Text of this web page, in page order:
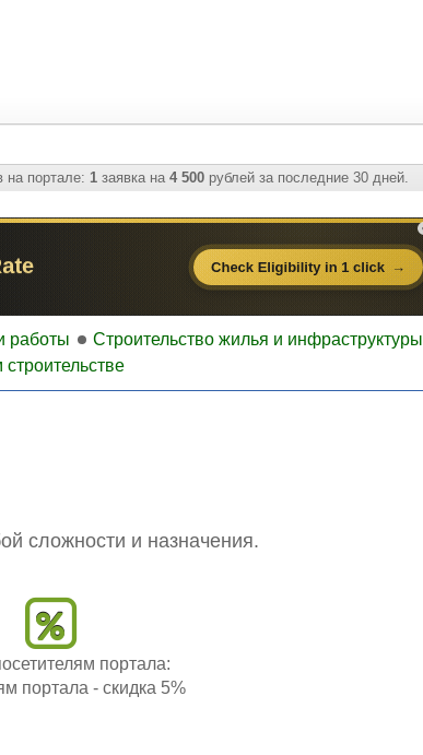
на портале: 1 заявка на 4 500 рублей за последние 30 дней.
работы
Строительство жилья и инфраструктуры
сложности и назначения.
портала:
портала - скидка 5%